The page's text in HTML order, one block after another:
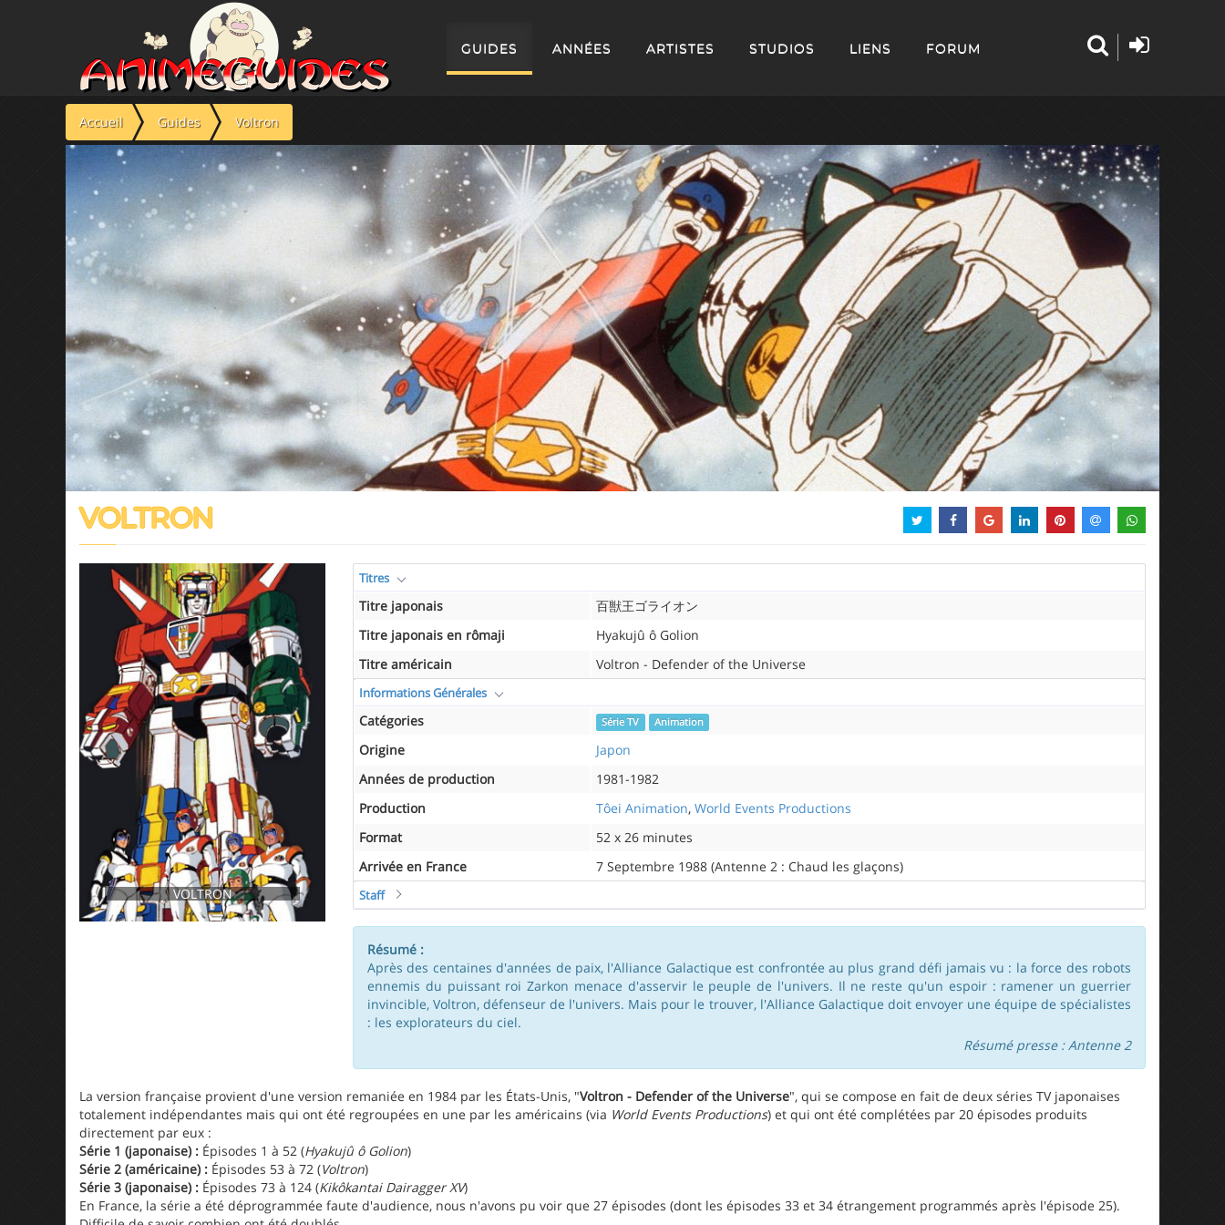
GUIDES ANNÉES ARTISTES STUDIOS LIENS FORUM
Accueil Guides Voltron
VOLTRON
VOLTRON
Titres
Titre japonais
百獣王ゴライオン
Titre japonais en rômaji
Hyakujû ô Golion
Titre américain
Voltron - Defender of the Universe
Informations Générales
Catégories Série TV Animation
Origine
Japon
Années de production
1981-1982
Production
Tôei Animation, World Events Productions
Format
52 x 26 minutes
Arrivée en France
7 Septembre 1988 (Antenne 2 : Chaud les glaçons)
Staff
Résumé :
Après des centaines d'années de paix, l'Alliance Galactique est confrontée au plus grand défi jamais vu : la force des robots
ennemis du puissant roi Zarkon menace d'asservir le peuple de l'univers. Il ne reste qu'un espoir : ramener un guerrier
invincible, Voltron, défenseur de l'univers. Mais pour le trouver, l'Alliance Galactique doit envoyer une équipe de spécialistes
: les explorateurs du ciel.
Résumé presse : Antenne 2
La version française provient d'une version remaniée en 1984 par les États-Unis, "Voltron - Defender of the Universe", qui se compose en fait de deux séries TV japonaises
totalement indépendantes mais qui ont été regroupées en une par les américains (via World Events Productions) et qui ont été complétées par 20 épisodes produits
directement par eux :
Série 1 (japonaise) : Épisodes 1 à 52 (Hyakujû ô Golion)
Série 2 (américaine) : Épisodes 53 à 72 (Voltron)
Série 3 (japonaise) : Épisodes 73 à 124 (Kikôkantai Dairagger XV)
En France, la série a été déprogrammée faute d'audience, nous n'avons pu voir que 27 épisodes (dont les épisodes 33 et 34 étrangement programmés après l'épisode 25).